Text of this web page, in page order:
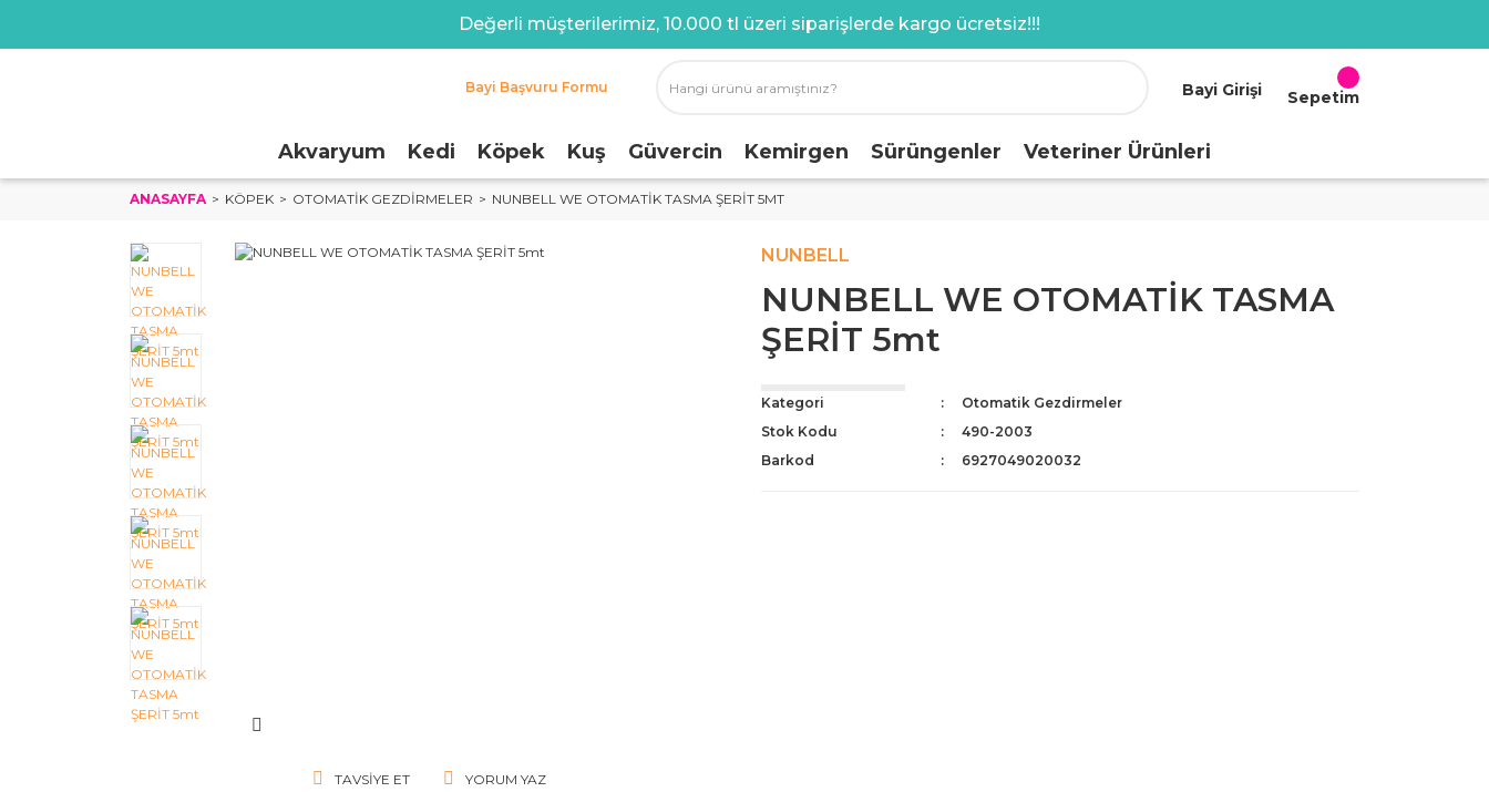
Değerli müşterilerimiz, 10.000 tl üzeri siparişlerde kargo ücretsiz!!!
Bayi Başvuru Formu Bayi Girişi Sepetim
Akvaryum Kedi Köpek Kuş Güvercin Kemirgen Sürüngenler Veteriner Ürünleri
ANASAYFA KÖPEK OTOMATIK GEZDIRMELER NUNBELL WE OTOMATİK TASMA ŞERİT 5MT
TAVSIYE ET YORUM YAZ
NUNBELL
NUNBELL WE OTOMATİK TASMA
ŞERİT 5mt
Kategori
Otomatik Gezdirmeler
Stok Kodu
490-2003
Barkod
6927049020032